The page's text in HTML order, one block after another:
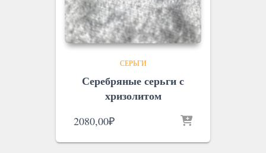
СЕРЬГИ
Серебряные серьги с
хризолитом
2080,00₽